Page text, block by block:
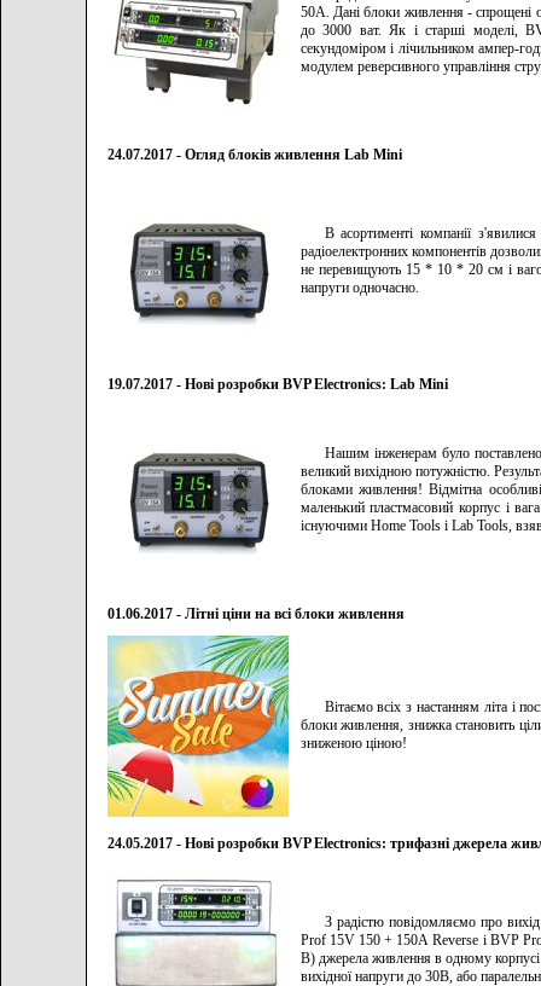
50A. Дані блоки живлення - спрощені
до 3000 ват. Як і старші моделі,
секундоміром і лічильником ампер-
модулем реверсивного управління
24.07.2017 - Огляд блоків живлення Lab Mini
В асортименті компанії
радіоелектронних компонентів
не перевищують 15 * 10 * 20 см і
напруги одночасно.
19.07.2017 - Нові розробки BVP Electronics: Lab Mini
Нашим інженерам було
великий вихідною потужністю.
блоками живлення! Відмітна
маленький пластмасовий корпус і
існуючими Home Tools і Lab Tools,
01.06.2017 - Літні ціни на всі блоки живлення
Вітаємо всіх з настанням літа і
блоки живлення, знижка становить
зниженою ціною!
24.05.2017 - Нові розробки BVP Electronics: трифазні джерела
З радістю повідомляємо про
Prof 15V 150 + 150А Reverse і BVP
В) джерела живлення в одному
вихідної напруги до 30В, або